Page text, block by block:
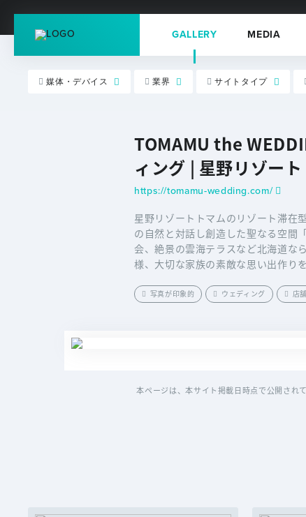
GALLERY MEDIA
媒体・デバイス 業界 サイトタイプ
TOMAMU the
ィング | 星野リゾー
https://tomamu-wedding.com/
星野リゾートトマムのリゾート滞在
の自然と対話し創造した聖なる空間
会、絶景の雲海テラスなど北海道な
様、大切な家族の素敵な思い出作り
写真が印象的 ウェディング 店
本ページは、本サイト掲載日時点で公開され